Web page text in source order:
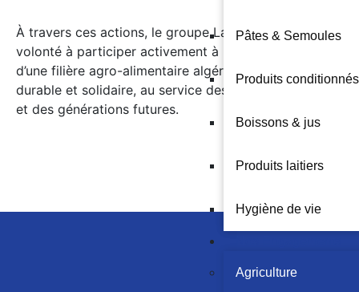
Pâtes & Semoules
Produits conditionnés
Boissons & jus
Produits laitiers
Hygiène de vie
Agriculture
À travers ces actions, le groupe La Belle affirme sa
volonté à participer activement à la construction
d’une filière agro-alimentaire algérienne moderne,
durable et solidaire, au service des consommateurs
et des générations futures.